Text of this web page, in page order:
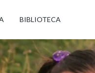
BIBLIOTECA